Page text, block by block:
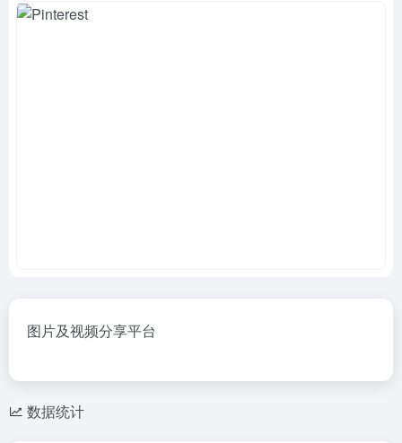
图片及视频分享平台
数据统计